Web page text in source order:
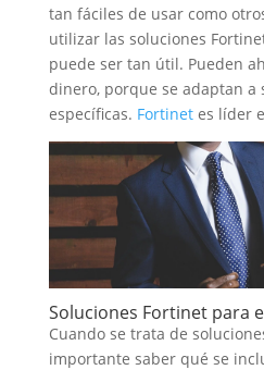
tan fáciles de usar como
utilizar las soluciones
puede ser tan útil. Pueden
dinero, porque se adaptan a
específicas. Fortinetes líder
Soluciones Fortinet para
Cuando se trata de
importante saber qué se